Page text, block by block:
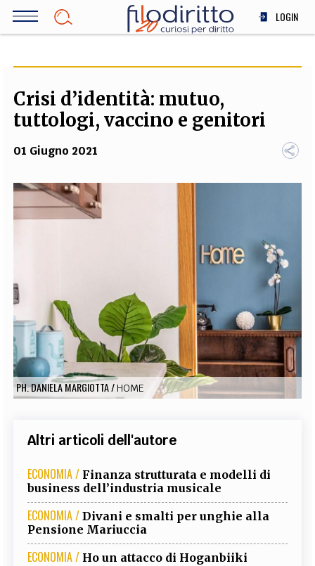
Salta
LOGIN
SOCIETÀ
MEDICINA
COMITATO SCIENTIFICO
CURATORI
PARTNER COLLABORA CON NOI
EXTRA
CODICI RUBRICHE LIBRI PROCEEDINGS PUBBLICITÀ CONTATTI
SOCIAL MEDIA
Crisi d’identità: mutuo,
tuttologi, vaccino e genitori
01 Giugno 2021
PH. DANIELA MARGIOTTA/ HOME
Altri articoli dell'autore
ECONOMIA / Finanza strutturata e modelli di
business dell’industria musicale
ECONOMIA / Divani e smalti per unghie alla
Pensione Mariuccia
ECONOMIA / Ho un attacco di Hoganbiiki